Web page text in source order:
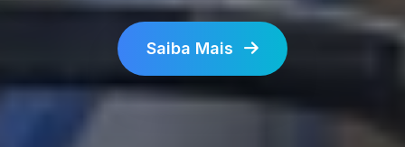
Saiba Mais